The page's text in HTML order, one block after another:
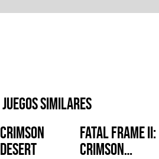
Juegos similares
Crimson
Desert
FATAL FRAME II:
Crimson